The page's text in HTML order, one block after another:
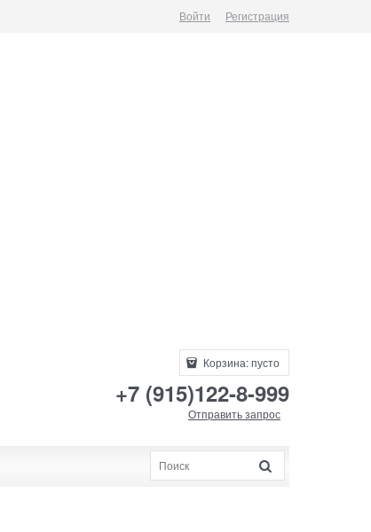
Войти Регистрация
Корзина:пусто
+7 (915)122-8-999
Отправить запрос